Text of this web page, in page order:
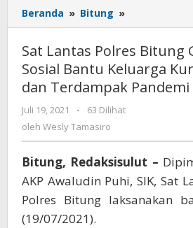
Beranda » Bitung »
Lantas
Bitung
Gelar
Bakti
Kurang
Mampu
dan
Terdampak
Pandemi
Sat Lantas Polres Bitung
Sosial Bantu Keluarga
dan Terdampak Pandemi
Juli 19, 2021
oleh
Wesly
-
63 Dilihat
oleh Wesly Tamasiro
Bitung, Redaksisulut –
AKP Awaludin Puhi, SIK, Sat
Polres Bitung laksanakan
(19/07/2021).